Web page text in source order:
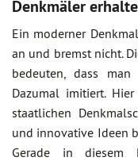
Denkmäler
Ein moderner
an und bremst nicht.
bedeuten, dass
Dazumal imitiert.
staatlichen
und innovative Ideen
Gerade in diesem